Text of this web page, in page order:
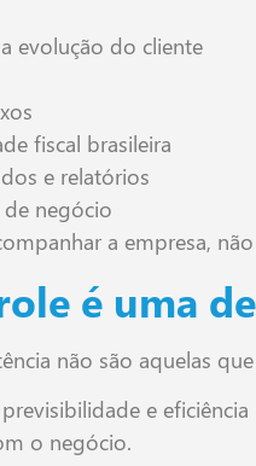
evolução do cliente
fiscal brasileira
e relatórios
negócio
a empresa,
é uma
não são aquelas
e
o negócio.